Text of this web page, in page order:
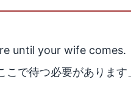
until your wife comes.
こで待つ必要があります